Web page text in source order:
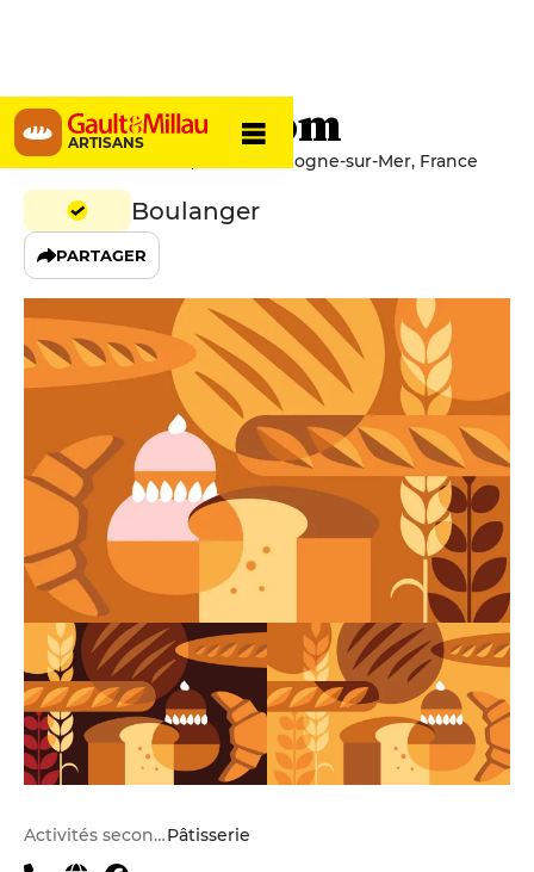
ARTISANS
Maison Catom
10 Place Leon Blum, 62200 Boulogne-sur-Mer, France
Boulanger
PARTAGER
Activités secondairesPâtisserie